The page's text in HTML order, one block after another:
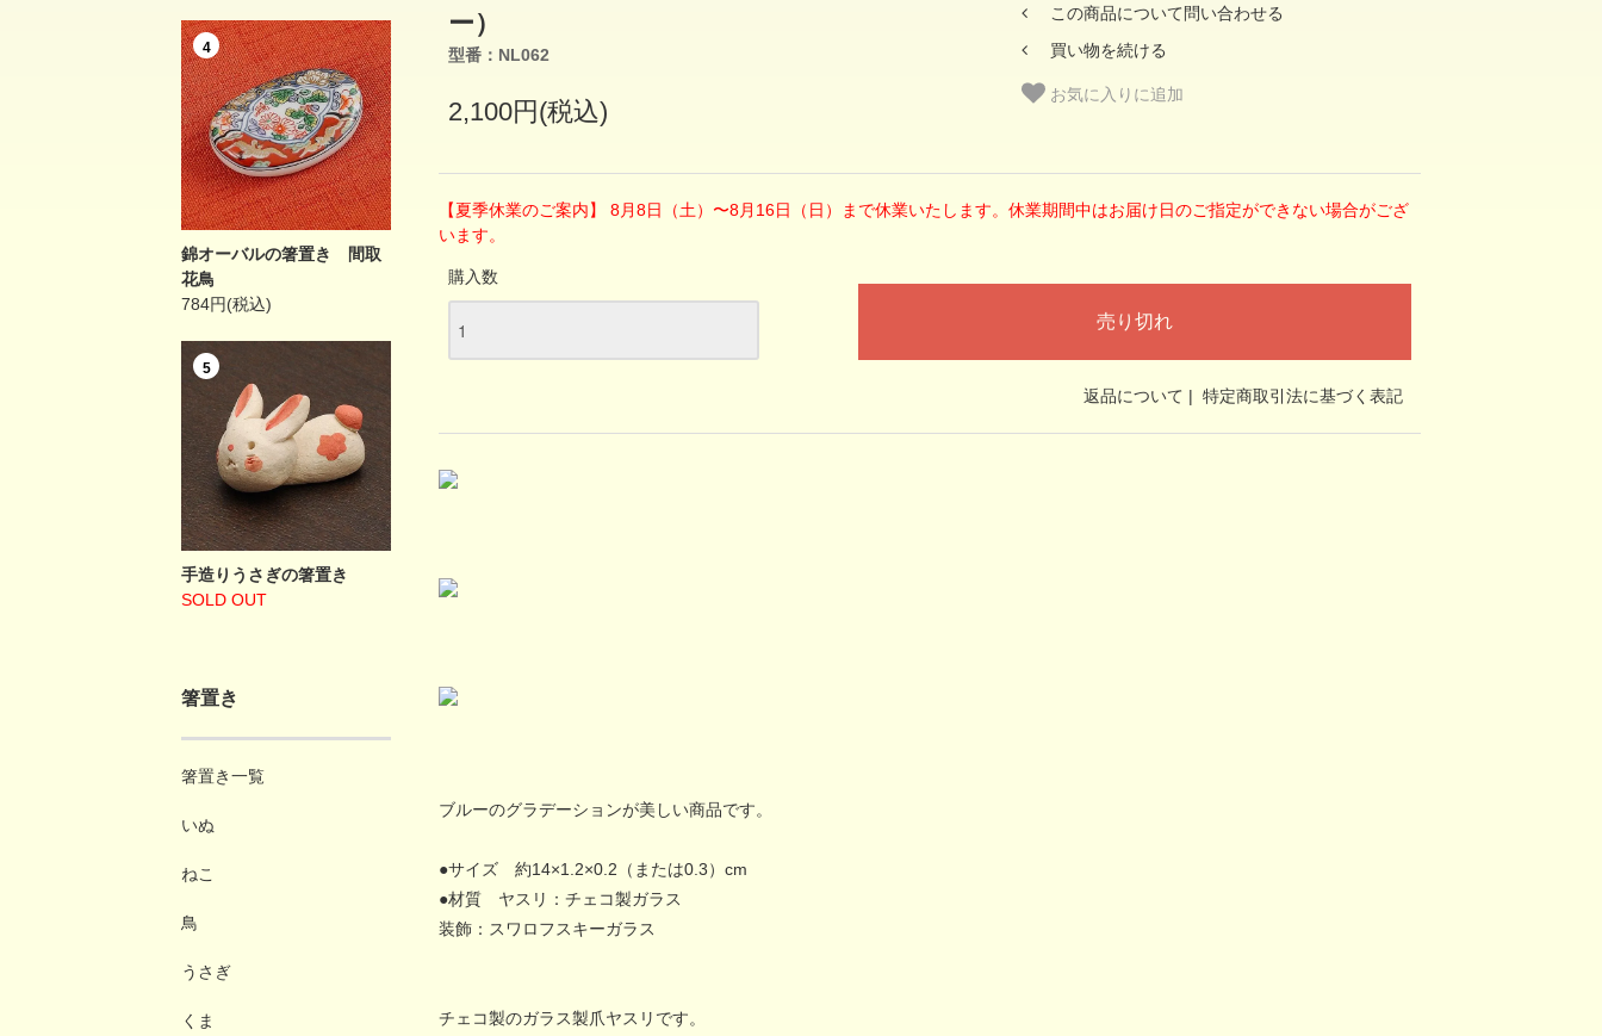
4
錦オーバルの箸置き 間取
花鳥
784円(税込)
5
手造りうさぎの箸置き
SOLD OUT
箸置き
箸置き一覧
いぬ
ねこ
鳥
うさぎ
くま
ー）
型番：NL062
2,100円(税込)
この商品について問い合わせる
買い物を続ける
お気に入りに追加
【夏季休業のご案内】 8月8日（土）〜8月16日（日）まで休業いたします。休業期間中はお届け日のご指定ができない場合がござ
います。
購入数
返品について | 特定商取引法に基づく表記
ブルーのグラデーションが美しい商品です。
●サイズ 約14×1.2×0.2（または0.3）cm
●材質 ヤスリ：チェコ製ガラス
装飾：スワロフスキーガラス
チェコ製のガラス製爪ヤスリです。